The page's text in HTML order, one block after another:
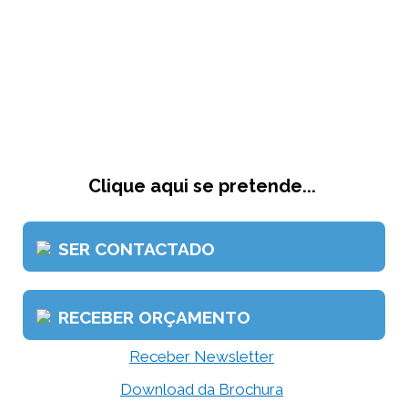
Clique aqui se pretende...
SER CONTACTADO
RECEBER ORÇAMENTO
Receber Newsletter
Download da Brochura